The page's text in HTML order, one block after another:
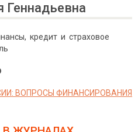
Геннадьевна
кредит и страховое
ВОПРОСЫ ФИНАНСИРОВАНИЯ